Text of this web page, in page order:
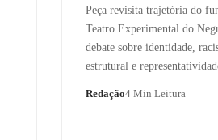
Peça revisita trajetória do
Teatro Experimental do
debate sobre identidade,
estrutural e
Redação4 Min Leitura